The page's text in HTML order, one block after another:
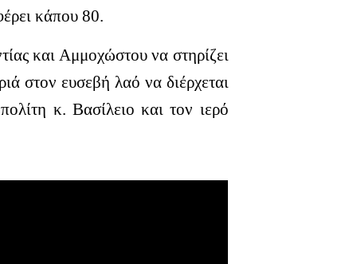
κάπου 80.
και Αμμοχώστου να στηρίζει
στον ευσεβή λαό να διέρχεται
κ. Βασίλειο και τον ιερό